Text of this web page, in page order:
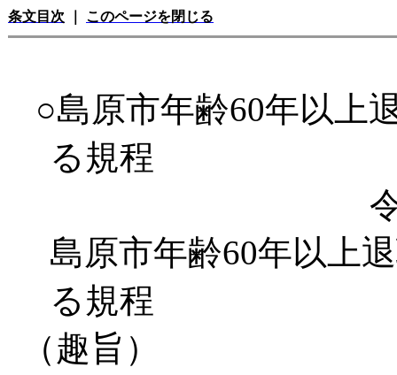
条文目次 このページを閉じる
○島原市年齢60年以上
る規程
島原市年齢60年以上
る規程
（趣旨）